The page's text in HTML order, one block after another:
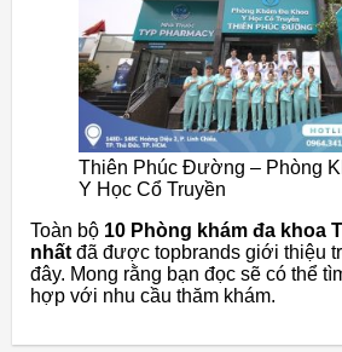
Thiên Phúc Đường – Phòng
Y Học Cổ Truyền
Toàn bộ 10 Phòng khám đa khoa
nhất đã được topbrands giới thiệu
đây. Mong rằng bạn đọc sẽ có thể
hợp với nhu cầu thăm khám.